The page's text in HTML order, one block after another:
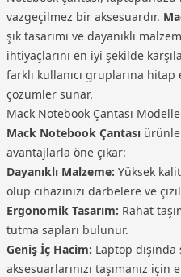
serisi gibi gelişmiş
olabilir. Kullanıcılar
uygun modeli seçebilir.
vazgeçilmez bir aksesuardır.
şık tasarımı ve dayanıklı
ihtiyaçlarını en iyi şekilde
farklı kullanıcı gruplarına
çözümler sunar.
Mack Notebook Çantası
Mack Notebook Çantası
avantajlarla öne çıkar:
Dayanıklı Malzeme: Yüksek
olup cihazınızı darbelere ve
Ergonomik Tasarım: Rahat
tutma sapları bulunur.
Geniş İç Hacim: Laptop
aksesuarlarınızı taşımanız için